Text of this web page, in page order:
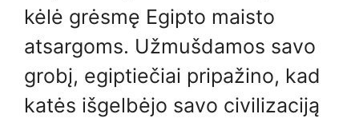
kėlė grėsmę Egipto maisto
atsargoms. Užmušdamos savo
grobį, egiptiečiai pripažino, kad
katės išgelbėjo savo civilizaciją